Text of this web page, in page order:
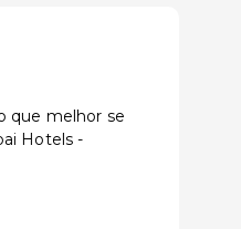
que melhor se
Hotels -